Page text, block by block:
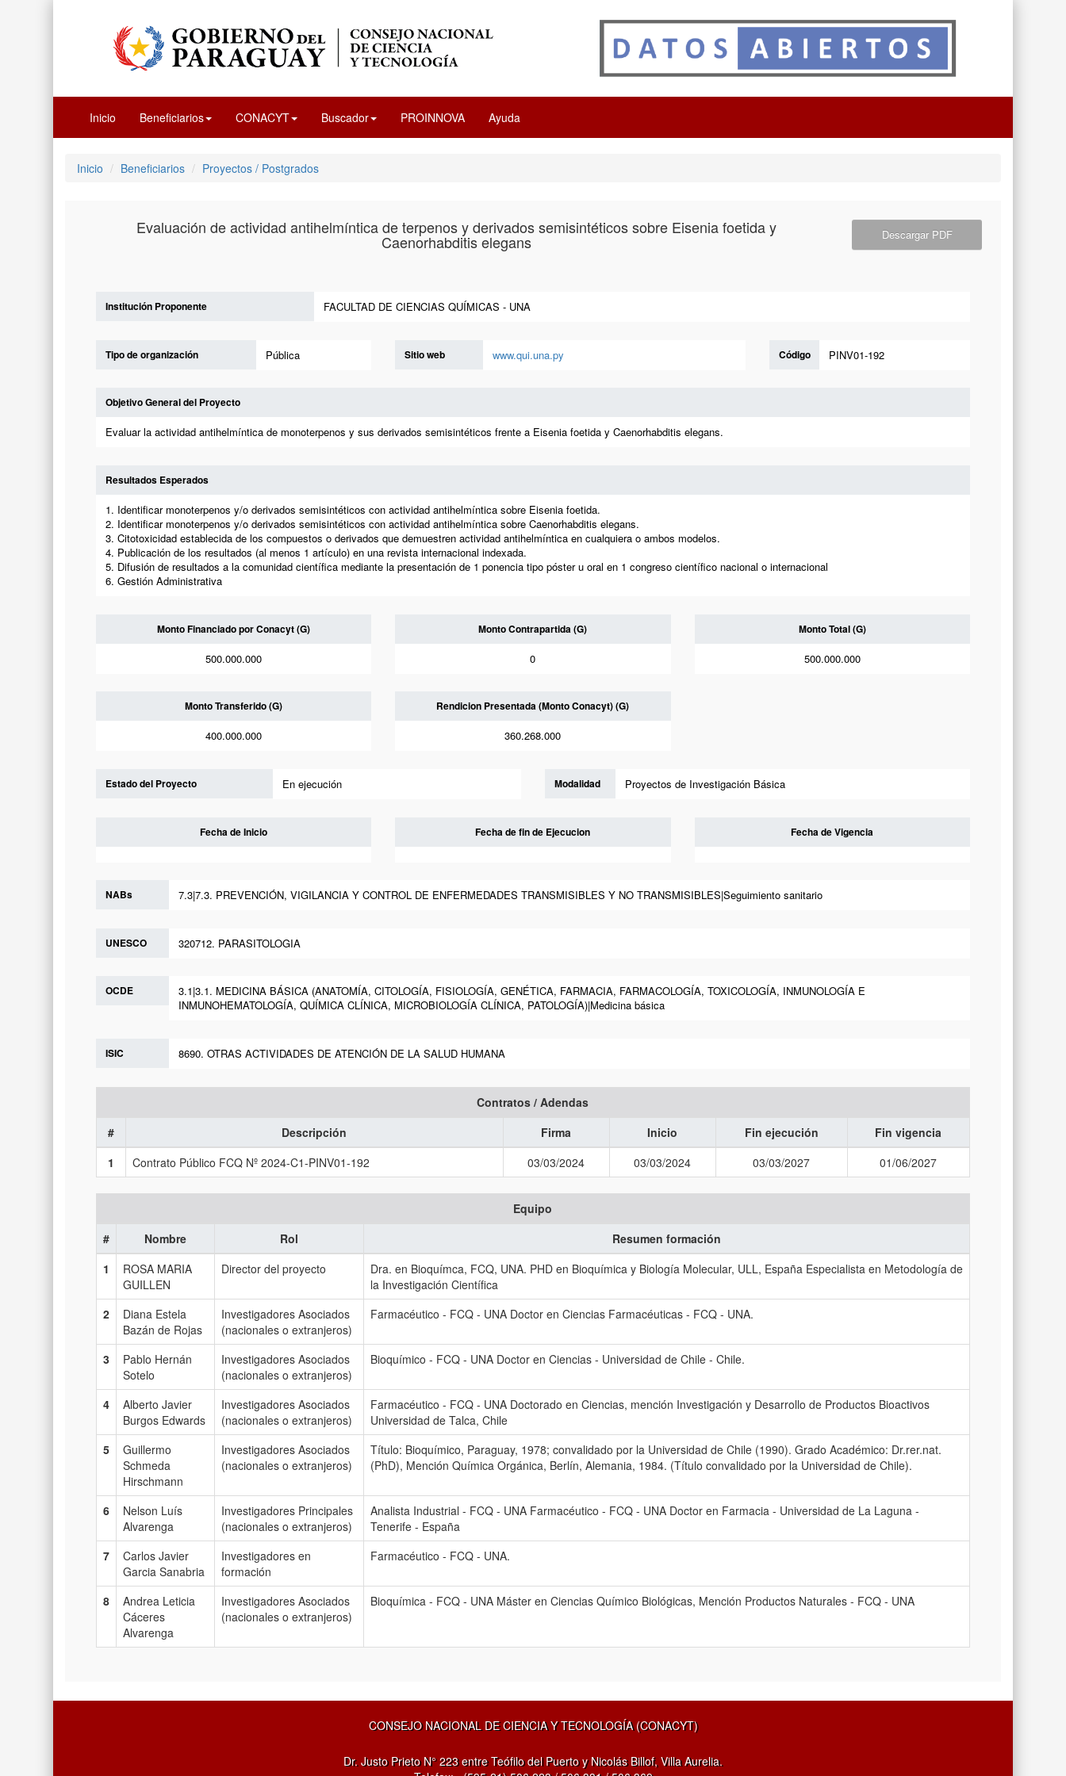
Inicio Beneficiarios CONACYT Buscador PROINNOVA Ayuda
Inicio Beneficiarios Proyectos / Postgrados
Evaluación de actividad antihelmíntica de terpenos y derivados semisintéticos sobre Eisenia foetida y
Caenorhabditis elegans Descargar PDF
Institución Proponente FACULTAD DE CIENCIAS QUÍMICAS - UNA
Tipo de organización Pública Sitio web www.qui.una.py Código PINV01-192
Objetivo General del Proyecto
Evaluar la actividad antihelmíntica de monoterpenos y sus derivados semisintéticos frente a Eisenia foetida y Caenorhabditis elegans.
Resultados Esperados
1. Identificar monoterpenos y/o derivados semisintéticos con actividad antihelmíntica sobre Eisenia foetida.
2. Identificar monoterpenos y/o derivados semisintéticos con actividad antihelmíntica sobre Caenorhabditis elegans.
3. Citotoxicidad establecida de los compuestos o derivados que demuestren actividad antihelmíntica en cualquiera o ambos modelos.
4. Publicación de los resultados (al menos 1 artículo) en una revista internacional indexada.
5. Difusión de resultados a la comunidad científica mediante la presentación de 1 ponencia tipo póster u oral en 1 congreso científico nacional o internacional
6. Gestión Administrativa
Monto Financiado por Conacyt (G)
500.000.000
Monto Contrapartida (G)
0
Monto Total (G)
500.000.000
Monto Transferido (G)
400.000.000
Rendicion Presentada (Monto Conacyt) (G)
360.268.000
Estado del Proyecto En ejecución Modalidad Proyectos de Investigación Básica
Fecha de Inicio Fecha de fin de Ejecucion Fecha de Vigencia
NABs 7.3|7.3. PREVENCIÓN, VIGILANCIA Y CONTROL DE ENFERMEDADES TRANSMISIBLES Y NO TRANSMISIBLES|Seguimiento sanitario
UNESCO 320712. PARASITOLOGIA
OCDE
3.1|3.1. MEDICINA BÁSICA (ANATOMÍA, CITOLOGÍA, FISIOLOGÍA, GENÉTICA, FARMACIA, FARMACOLOGÍA, TOXICOLOGÍA, INMUNOLOGÍA E
INMUNOHEMATOLOGÍA, QUÍMICA CLÍNICA, MICROBIOLOGÍA CLÍNICA, PATOLOGÍA)|Medicina básica
ISIC 8690. OTRAS ACTIVIDADES DE ATENCIÓN DE LA SALUD HUMANA
Contratos / Adendas
#
Descripción Firma Inicio Fin ejecución
Fin vigencia
1
Contrato Público FCQ Nº 2024-C1-PINV01-192 03/03/2024 03/03/2024 03/03/2027 01/06/2027
Equipo
#
Nombre Rol
Resumen formación
1
ROSA MARIA
GUILLEN
Director del proyecto
Dra. en Bioquímca, FCQ, UNA. PHD en Bioquímica y Biología Molecular, ULL, España Especialista en Metodología de
la Investigación Científica
2
Diana Estela
Bazán de Rojas
Investigadores Asociados
(nacionales o extranjeros)
Farmacéutico - FCQ - UNA Doctor en Ciencias Farmacéuticas - FCQ - UNA.
3
Pablo Hernán
Sotelo
Investigadores Asociados
(nacionales o extranjeros)
Bioquímico - FCQ - UNA Doctor en Ciencias - Universidad de Chile - Chile.
4
Alberto Javier
Burgos Edwards
Investigadores Asociados
(nacionales o extranjeros)
Farmacéutico - FCQ - UNA Doctorado en Ciencias, mención Investigación y Desarrollo de Productos Bioactivos
Universidad de Talca, Chile
5
Guillermo
Schmeda
Hirschmann
Investigadores Asociados
(nacionales o extranjeros)
Título: Bioquímico, Paraguay, 1978; convalidado por la Universidad de Chile (1990). Grado Académico: Dr.rer.nat.
(PhD), Mención Química Orgánica, Berlín, Alemania, 1984. (Título convalidado por la Universidad de Chile).
6
Nelson Luís
Alvarenga
Investigadores Principales
(nacionales o extranjeros)
Analista Industrial - FCQ - UNA Farmacéutico - FCQ - UNA Doctor en Farmacia - Universidad de La Laguna -
Tenerife - España
7
Carlos Javier
Garcia Sanabria
Investigadores en
formación
Farmacéutico - FCQ - UNA.
8
Andrea Leticia
Cáceres
Alvarenga
Investigadores Asociados
(nacionales o extranjeros)
Bioquímica - FCQ - UNA Máster en Ciencias Químico Biológicas, Mención Productos Naturales - FCQ - UNA
CONSEJO NACIONAL DE CIENCIA Y TECNOLOGÍA (CONACYT)
Dr. Justo Prieto N° 223 entre Teófilo del Puerto y Nicolás Billof, Villa Aurelia.